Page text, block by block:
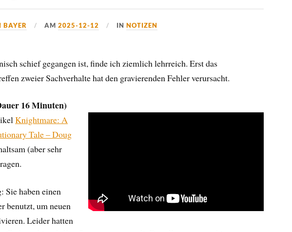
BAYER AM2025-12-12 INNOTIZEN
schief gegangen ist, finde ich ziemlich lehrreich. Erst das
zweier Sachverhalte hat den gravierenden Fehler verursacht.
16 Minuten)
Knightmare: A
Tale – Doug
(aber sehr
Sie haben einen
benutzt, um neuen
Leider hatten